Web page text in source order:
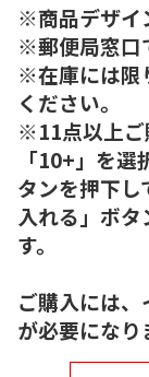
※商品デザイ
※郵便局窓口
※在庫には限
ください。
※11点以上ご
「10+」を
タンを押下
入れる」ボ
す。
ご購入には、
が必要になり